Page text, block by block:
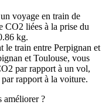
voyage en train de
CO2 liées à la prise du
kg.
le train entre Perpignan et
et Toulouse, vous
par rapport à un vol,
rapport à la voiture.
améliorer ?